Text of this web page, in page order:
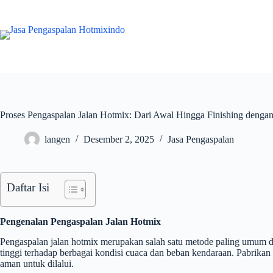
content
Proses Pengaspalan Jalan Hotmix: Dari Awal Hingga Finishing
langen Desember 2, 2025 Jasa Pengaspalan
Daftar Isi
Pengenalan Pengaspalan Jalan Hotmix
Pengaspalan jalan hotmix merupakan salah satu metode paling
tinggi terhadap berbagai kondisi cuaca dan beban kendaraan.
aman untuk dilalui.